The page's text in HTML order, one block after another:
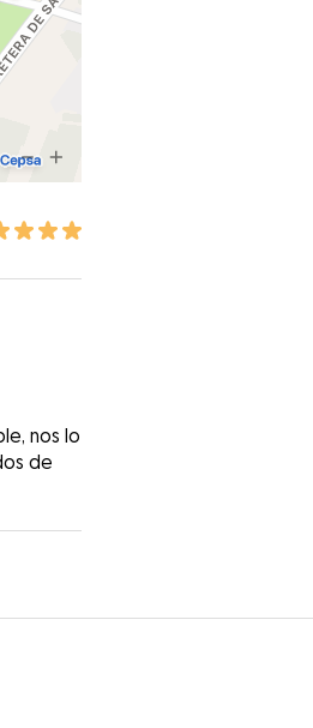
nos lo
de